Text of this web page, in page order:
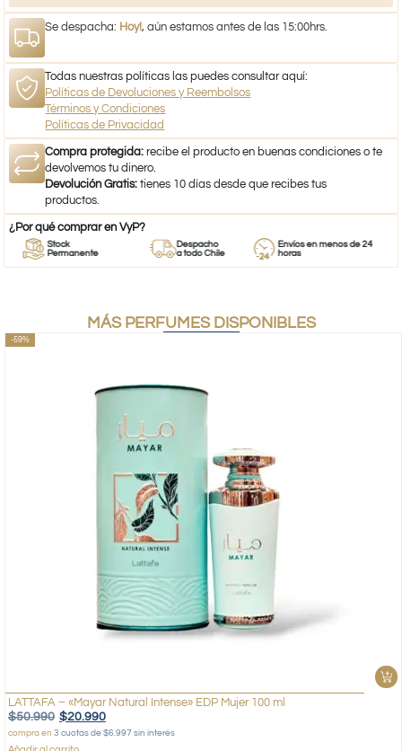
Se despacha: Hoy!, aún estamos antes de las 15:00hrs.
Todas nuestras políticas las puedes consultar aquí:
Políticas de Devoluciones y Reembolsos
Términos y Condiciones
Políticas de Privacidad
Compra protegida: recibe el producto en buenas condiciones o te
devolvemos tu dinero.
Devolución Gratis: tienes 10 días desde que recibes tus
productos.
¿Por qué comprar en VyP?
Stock
Permanente
Despacho
a todo Chile
Envíos en menos de 24
horas
MÁS PERFUMES DISPONIBLES
-59%
LATTAFA – «Mayar Natural Intense» EDP Mujer 100 ml
$50.990 $20.990
compra en 3 cuotas de $6.997 sin interés